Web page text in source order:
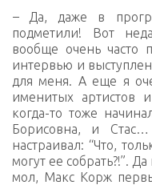
–
Да, даже в
подметили! Вот
вообще очень часто
интервью и
для меня. А еще я
именитых артистов
когда-то тоже
Борисовна, и
настраивал: “Что,
могут ее собрать?!”.
мол, Макс Корж